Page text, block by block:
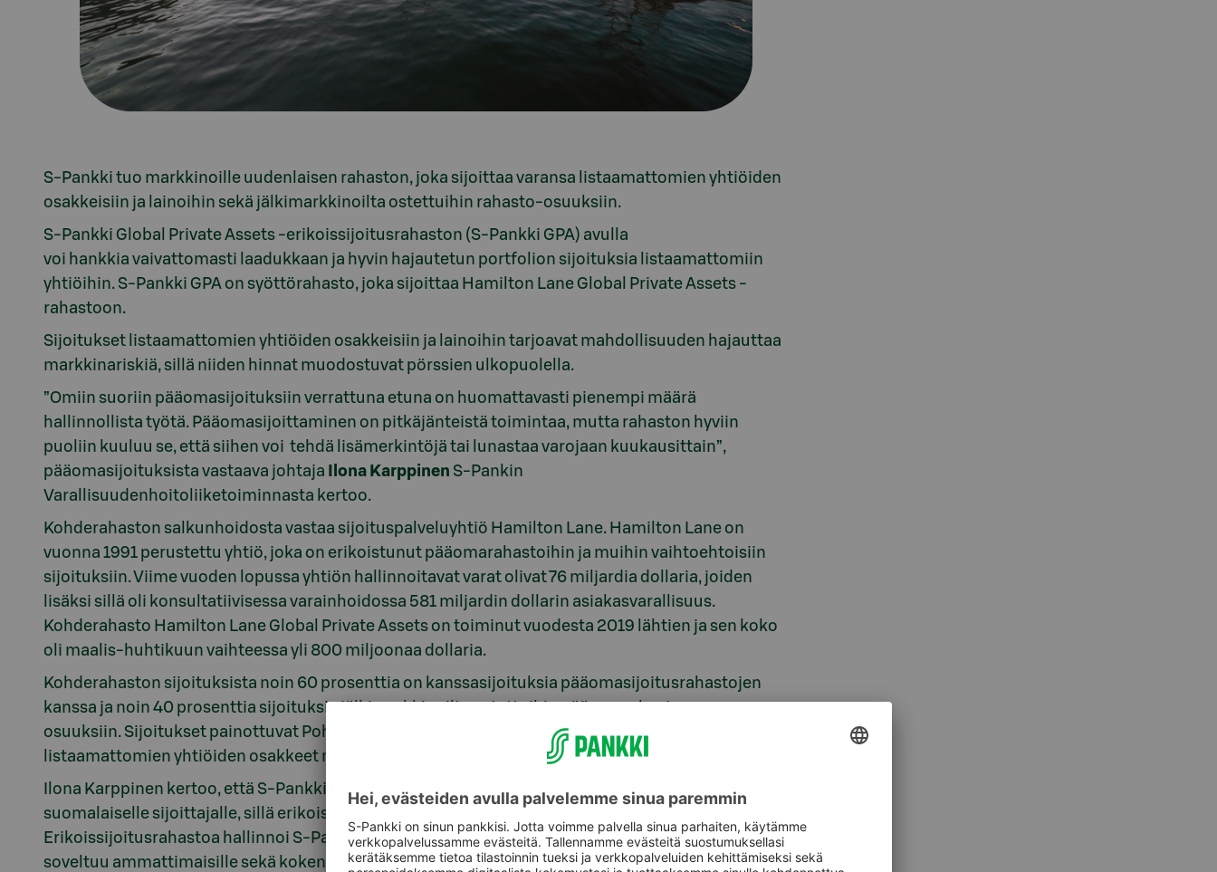
S-Pankki tuo markkinoille uudenlaisen rahaston, joka sijoittaa varansa listaamattomien yhtiöiden
osakkeisiin ja lainoihin sekä jälkimarkkinoilta ostettuihin rahasto-osuuksiin.
S-Pankki Global Private Assets -erikoissijoitusrahaston (S-Pankki GPA) avulla
voi hankkia vaivattomasti laadukkaan ja hyvin hajautetun portfolion sijoituksia listaamattomiin
yhtiöihin. S-Pankki GPA on syöttörahasto, joka sijoittaa Hamilton Lane Global Private Assets -
rahastoon.
Sijoitukset listaamattomien yhtiöiden osakkeisiin ja lainoihin tarjoavat mahdollisuuden hajauttaa
markkinariskiä, sillä niiden hinnat muodostuvat pörssien ulkopuolella.
”Omiin suoriin pääomasijoituksiin verrattuna etuna on huomattavasti pienempi määrä
hallinnollista työtä. Pääomasijoittaminen on pitkäjänteistä toimintaa, mutta rahaston hyviin
puoliin kuuluu se, että siihen voi tehdä lisämerkintöjä tai lunastaa varojaan kuukausittain”,
pääomasijoituksista vastaava johtaja
Ilona Karppinen S-Pankin
Varallisuudenhoitoliiketoiminnasta kertoo.
Kohderahaston salkunhoidosta vastaa sijoituspalveluyhtiö Hamilton Lane. Hamilton Lane on
vuonna 1991 perustettu yhtiö, joka on erikoistunut pääomarahastoihin ja muihin vaihtoehtoisiin
sijoituksiin. Viime vuoden lopussa yhtiön hallinnoitavat varat olivat 76 miljardia dollaria, joiden
lisäksi sillä oli konsultatiivisessa varainhoidossa 581 miljardin dollarin asiakasvarallisuus.
Kohderahasto Hamilton Lane Global Private Assets on toiminut vuodesta 2019 lähtien ja sen koko
oli maalis-huhtikuun vaihteessa yli 800 miljoonaa dollaria.
Kohderahaston sijoituksista noin 60 prosenttia on kanssasijoituksia pääomasijoitusrahastojen
kanssa ja noin 40 prosenttia sijoituksia jälkimarkkinoilta ostettuihin pääomarahasto-
osuuksiin. Sijoitukset painottuvat Pohjois-Amerikkaan ja Eurooppaan, ja eri toimialoilla operoivien
listaamattomien yhtiöiden osakkeet muodostavat kolme neljännestä salkusta ja lainat noin 15 %.
Ilona Karppinen kertoo, että S-Pankki GPA on rahastomuotonsa takia hyvä valinta monelle
suomalaiselle sijoittajalle, sillä erikoissijoitusrahaston toiminta on entuudestaan tuttua.
Erikoissijoitusrahastoa hallinnoi S-Pankki-konserniin kuuluva FIM Varainhoito Oy. Rahasto
soveltuu ammattimaisille sekä kokeneille ja perehtyneille ei-ammattimaisille sijoittajille.